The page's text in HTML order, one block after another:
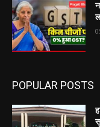
POPULAR POSTS